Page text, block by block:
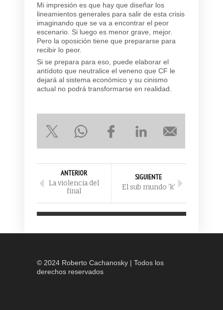
Mi impresión es que hay que diseñar los
lineamientos generales para salir de esta crisis
imaginando que se va a encontrar el peor
escenario. Si luego es menor grave, mejor.
Pero la oposición tiene que prepararse para
recibir lo peor.
Si se prepara para eso, puede elaborar el
antídoto que neutralice el veneno que CF le
dejará al sistema económico y su cinismo
actual no podrá transformarse en realidad.
ANTERIOR
La violencia del
final
SIGUIENTE
El sub mundo ‘k’
© 2024 Roberto Cachanosky | Todos los
derechos reservados